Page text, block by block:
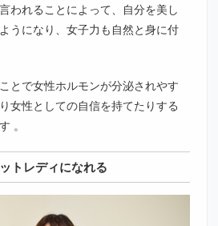
われることによって、自分を美し
うになり、女子力も自然と身に付
とで女性ホルモンが分泌されやす
女性としての自信を持てたりする
。
トレディになれる